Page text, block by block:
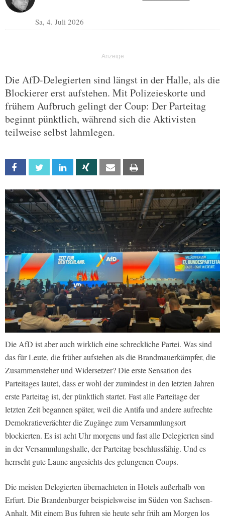
Sa, 4. Juli 2026
Die AfD-Delegierten sind längst in der Halle, als die
Blockierer erst aufstehen. Mit Polizeieskorte und
frühem Aufbruch gelingt der Coup: Der Parteitag
beginnt pünktlich, während sich die Aktivisten
teilweise selbst lahmlegen.
Facebook Twitter Linkedin Xing Email
Die AfD ist aber auch wirklich eine schreckliche Partei. Was sind
das für Leute, die früher aufstehen als die Brandmauerkämpfer, die
Zusammensteher und Widersetzer? Die erste Sensation des
Parteitages lautet, dass er wohl der zumindest in den letzten Jahren
erste Parteitag ist, der pünktlich startet. Fast alle Parteitage der
letzten Zeit begannen später, weil die Antifa und andere aufrechte
Demokratieverächter die Zugänge zum Versammlungsort
blockierten. Es ist acht Uhr morgens und fast alle Delegierten sind
in der Versammlungshalle, der Parteitag beschlussfähig. Und es
herrscht gute Laune angesichts des gelungenen Coups.
Die meisten Delegierten übernachteten in Hotels außerhalb von
Erfurt. Die Brandenburger beispielsweise im Süden von Sachsen-
Anhalt. Mit einem Bus fuhren sie heute sehr früh am Morgen los